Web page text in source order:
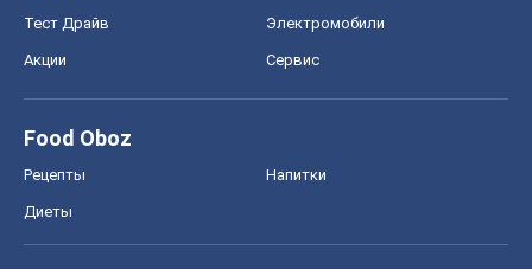
Тест Драйв Электромобили
Акции Сервис
Food Oboz
Рецепты Напитки
Диеты